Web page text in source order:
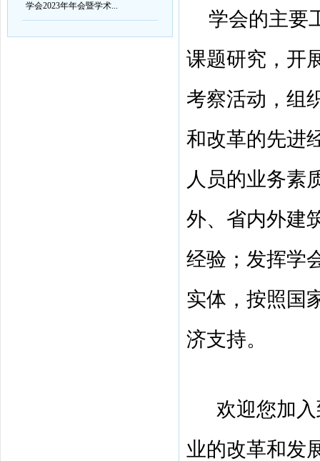
学会2023年年会暨学术...
学会的主要
课题研究，开
考察活动，组
和改革的先进
人员的业务素
外、省内外建
经验； 发挥学
实体，按照国
济支持。
欢迎您加
业的改革和发